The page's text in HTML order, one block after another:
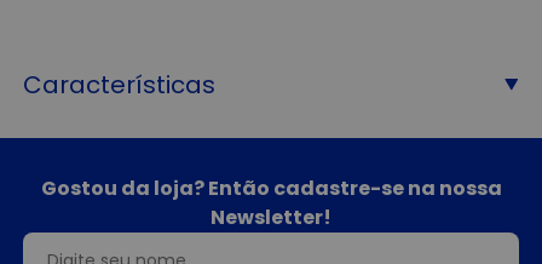
Características
Gostou da loja? Então cadastre-se na nossa
Newsletter!